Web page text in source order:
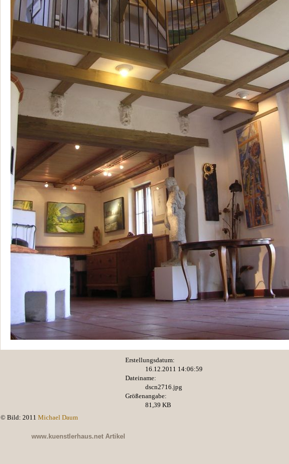
Erstellungsdatum:
16.12.2011 14:06:59
Dateiname:
dscn2716.jpg
Größenangabe:
81,39 KB
© Bild: 2011 Michael Daum
www.kuenstlerhaus.net Artikel